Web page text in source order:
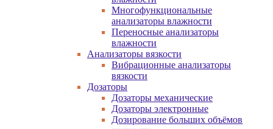
Многофункциональные
анализаторы влажности
Переносные анализаторы
влажности
Анализаторы вязкости
Вибрационные анализаторы
вязкости
Дозаторы
Дозаторы механические
Дозаторы электронные
Дозирование больших объёмов